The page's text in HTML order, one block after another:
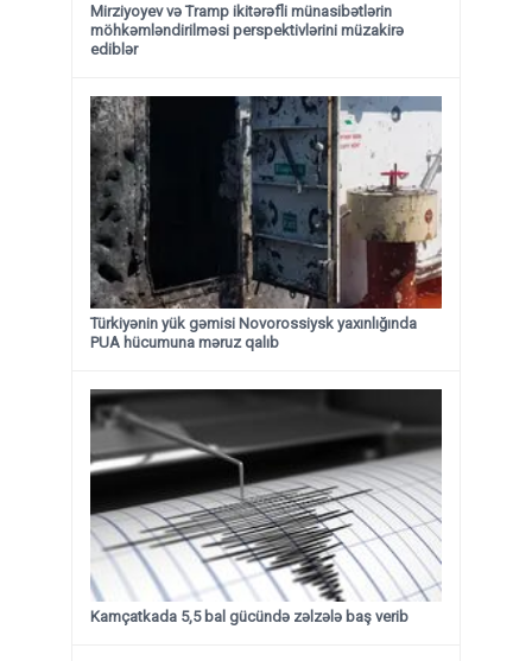
Mirziyoyev və Tramp ikitərəfli münasibətlərin
möhkəmləndirilməsi perspektivlərini müzakirə
ediblər
Türkiyənin yük gəmisi Novorossiysk yaxınlığında
PUA hücumuna məruz qalıb
Kamçatkada 5,5 bal gücündə zəlzələ baş verib